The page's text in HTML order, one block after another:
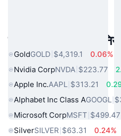
लोकप्रिय वास्तविक
GoldGOLD $4,319.1
0.06%
Nvidia CorpNVDA $223.77
Apple Inc.AAPL $313.21
Alphabet Inc Class AGOOGL
Microsoft CorpMSFT $499.47
SilverSILVER $63.31
0.24%